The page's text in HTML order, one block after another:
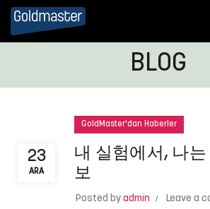
BLOG
23
ARA
GoldMaster'dan Haberler
내 실험에서, 나
보
Posted by admin Leave a